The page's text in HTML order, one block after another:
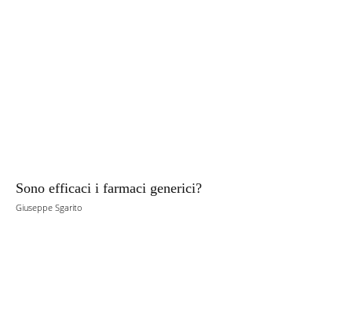
Sono efficaci i farmaci generici?
Giuseppe Sgarito